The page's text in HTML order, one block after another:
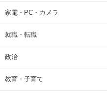
家電・PC・カメラ
就職・転職
政治
教育・子育て